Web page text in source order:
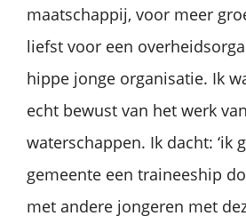
maatschappij, voor meer
liefst voor een
hippe jonge organisatie. Ik
echt bewust van het werk
waterschappen. Ik dacht: ‘ik
gemeente een traineeship
met andere jongeren met